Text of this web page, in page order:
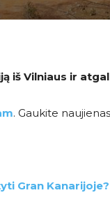
iš Vilniaus ir
. Gaukite
Gran Kanarijoje?